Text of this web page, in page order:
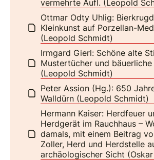
vermehrte Aufl. (Leopold
Ottmar Odty Uhlig:
Kleinkunst auf Porzellan-
(Leopold Schmidt)
Irmgard Gierl: Schöne alte
Mustertücher und
(Leopold Schmidt)
Peter Assion (Hg.): 650
Walldürn (Leopold Schmidt)
Hermann Kaiser: Herdfeuer
Herdgerät im Rauchhaus –
damals, mit einem Beitrag
Zoller, Herd und Herdstelle
archäologischer Sicht